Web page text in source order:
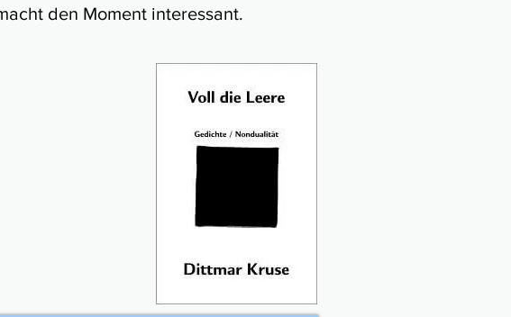
den Moment interessant.